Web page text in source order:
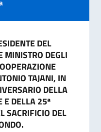
DEL
MINISTRO DEGLI
TAJANI, IN
DELLA
E DELLA 25ª
SACRIFICIO DEL